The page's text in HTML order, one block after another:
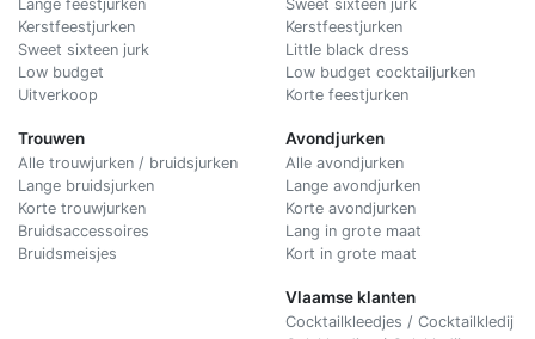
Lange feestjurken
Kerstfeestjurken
Sweet sixteen jurk
Low budget
Uitverkoop
Trouwen
Alle trouwjurken / bruidsjurken
Lange bruidsjurken
Korte trouwjurken
Bruidsaccessoires
Bruidsmeisjes
Sweet sixteen jurk
Kerstfeestjurken
Little black dress
Low budget cocktailjurken
Korte feestjurken
Avondjurken
Alle avondjurken
Lange avondjurken
Korte avondjurken
Lang in grote maat
Kort in grote maat
Vlaamse klanten
Cocktailkleedjes / Cocktailkledij